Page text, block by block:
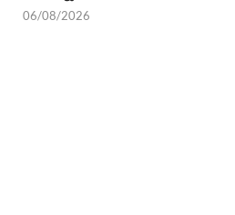
06/08/2026